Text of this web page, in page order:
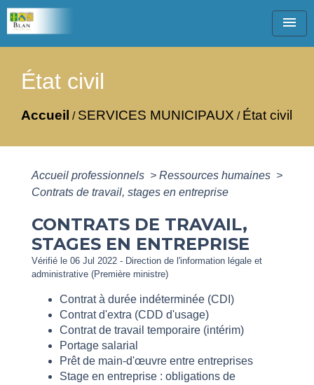
menu
État civil
Accueil / SERVICES MUNICIPAUX / État civil
Accueil professionnels > Ressources humaines >
Contrats de travail, stages en entreprise
CONTRATS DE TRAVAIL,
STAGES EN ENTREPRISE
Vérifié le 06 Jul 2022 - Direction de l'information légale et
administrative (Première ministre)
Contrat à durée indéterminée (CDI)
Contrat d'extra (CDD d'usage)
Contrat de travail temporaire (intérim)
Portage salarial
Prêt de main-d'œuvre entre entreprises
Stage en entreprise : obligations de